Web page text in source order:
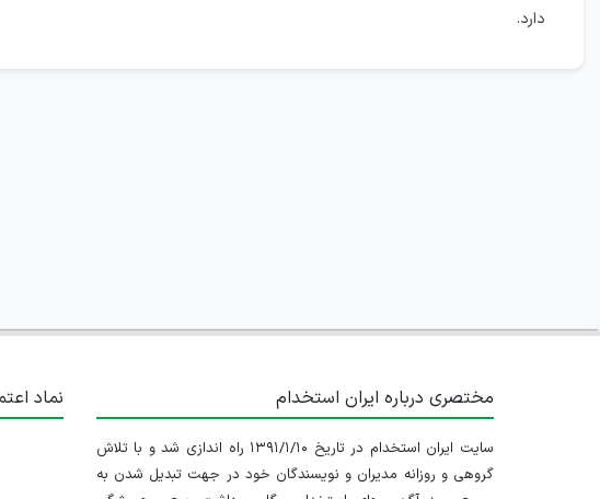
دارد.
مختصری درباره ایران استخدام
سایت ایران استخدام در تاریخ ۱۳۹۱/۱/۱۰ راه اندازی شد و با تلاش
گروهی و روزانه مدیران و نویسندگان خود در جهت تبدیل شدن به
نماد